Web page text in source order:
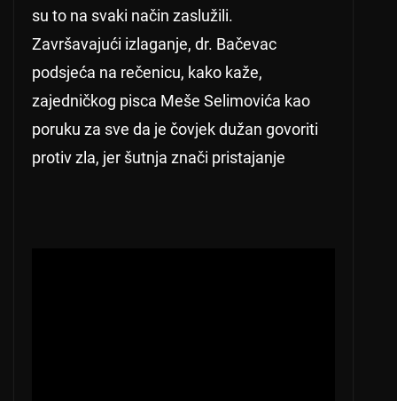
su to na svaki način zaslužili.
Završavajući izlaganje, dr. Bačevac
podsjeća na rečenicu, kako kaže,
zajedničkog pisca Meše Selimovića kao
poruku za sve da je čovjek dužan govoriti
protiv zla, jer šutnja znači pristajanje